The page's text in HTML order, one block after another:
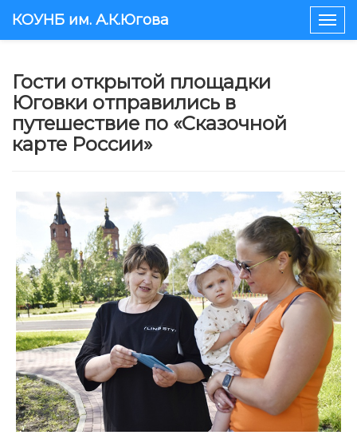
КОУНБ им. А.К.Югова
Гости открытой площадки
Юговки отправились в
путешествие по «Сказочной
карте России»